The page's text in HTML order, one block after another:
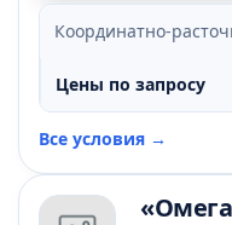
Координатно-
Цены по запросу
Все условия →